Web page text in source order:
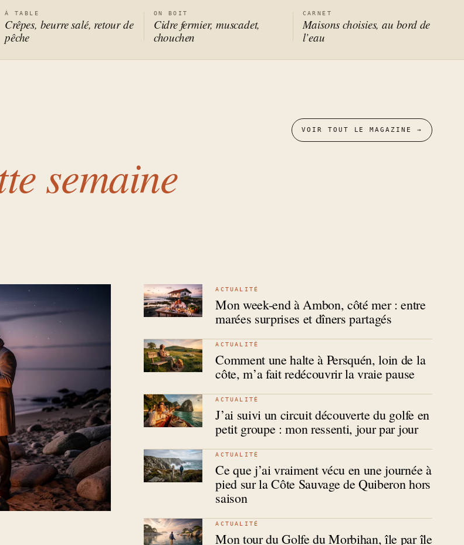
À TABLE
Crêpes, beurre salé, retour de
pêche
ON BOIT
Cidre fermier, muscadet,
chouchen
CARNET
Maisons choisies, au bord de
l’eau
semaine
VOIR TOUT LE MAGAZINE →
ACTUALITÉ
Mon week-end à Ambon, côté mer : entre
marées surprises et dîners partagés
ACTUALITÉ
Comment une halte à Persquén, loin de la
côte, m’a fait redécouvrir la vraie pause
ACTUALITÉ
J’ai suivi un circuit découverte du golfe en
petit groupe : mon ressenti, jour par jour
ACTUALITÉ
Ce que j’ai vraiment vécu en une journée à
pied sur la Côte Sauvage de Quiberon hors
saison
ACTUALITÉ
Mon tour du Golfe du Morbihan, île par île